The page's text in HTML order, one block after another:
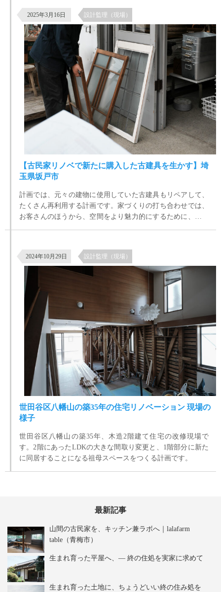
2025年3月16日 設計監理（現場）
【古民家リノベで新たに購入した古建具を生かす】埼
玉県坂戸市
計画では、元々の建物に使用していた古建具もリペアして、
たくさん再利用する計画です。家づくりの打ち合わせでは、
お客さんのほうから、空間をより魅力的にするために、さら
て、それを持ち込みしてもらえれば、それに合わせて現場で
対応しますということになっていました。
2024年10月29日 設計監理（現場）
世田谷区八幡山の築35年の住宅リノベーション 現場の
様子
世田谷区八幡山の築35年、木造2階建て住宅の改修現場で
す。2階にあったLDKの大きな間取り変更と、1階部分に新た
に同居することになる祖母スペースをつくる計画です。
最新記事
山間の古民家を、キッチン兼ラボへ｜lalafarm
table（青梅市）
生まれ育った平屋へ、― 終の住処を実家に求めて
生まれ育った土地に、ちょうどいい終の住み処を